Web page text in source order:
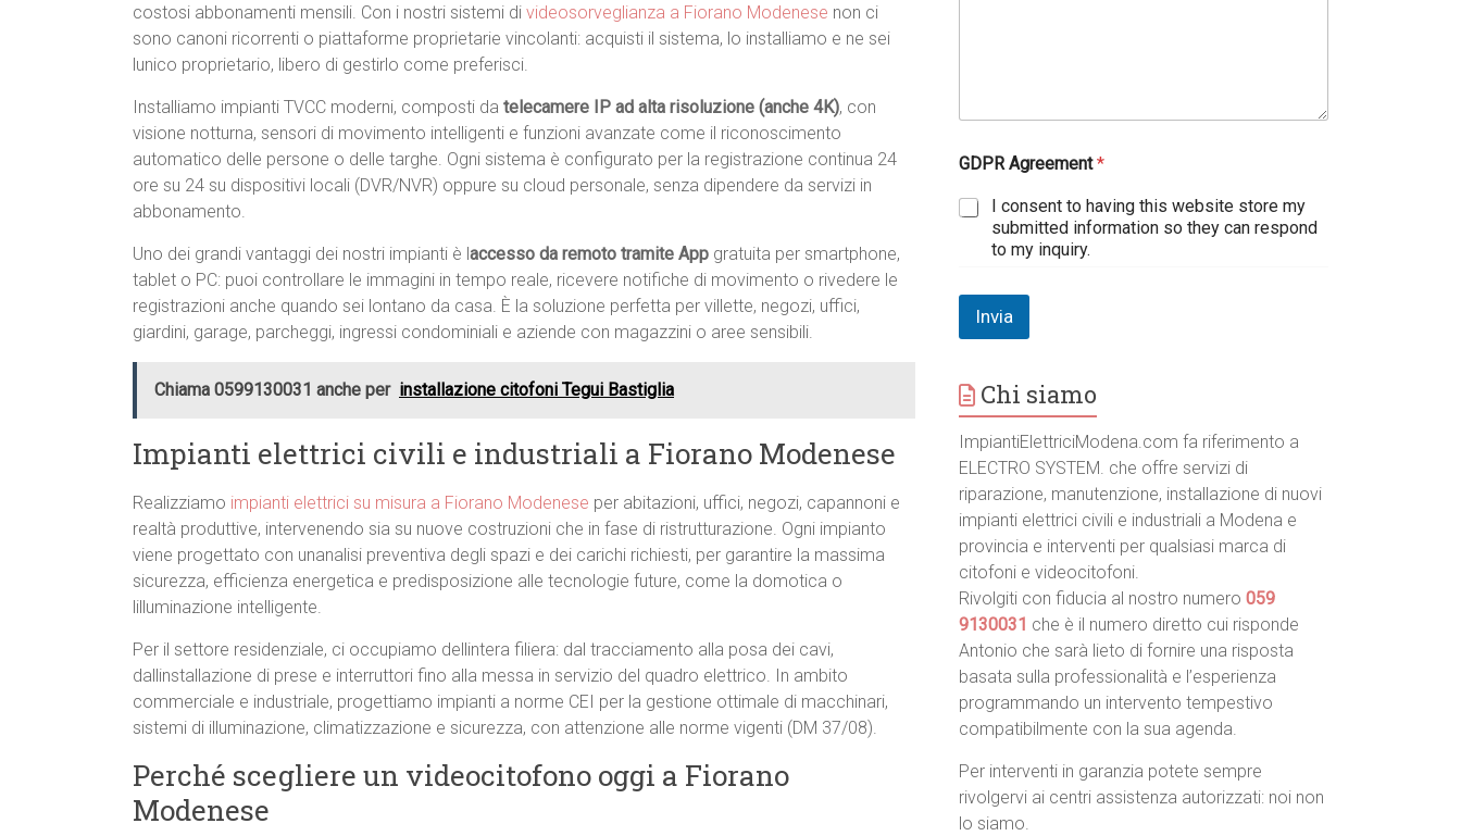
costosi abbonamenti mensili. Con i nostri sistemi di videosorveglianza a Fiorano Modenese non ci
sono canoni ricorrenti o piattaforme proprietarie vincolanti: acquisti il sistema, lo installiamo e ne sei
lunico proprietario, libero di gestirlo come preferisci.
Installiamo impianti TVCC moderni, composti da telecamere IP ad alta risoluzione (anche 4K), con
visione notturna, sensori di movimento intelligenti e funzioni avanzate come il riconoscimento
automatico delle persone o delle targhe. Ogni sistema è configurato per la registrazione continua 24
ore su 24 su dispositivi locali (DVR/NVR) oppure su cloud personale, senza dipendere da servizi in
abbonamento.
Uno dei grandi vantaggi dei nostri impianti è l accesso da remoto tramite App gratuita per smartphone,
tablet o PC: puoi controllare le immagini in tempo reale, ricevere notifiche di movimento o rivedere le
registrazioni anche quando sei lontano da casa. È la soluzione perfetta per villette, negozi, uffici,
giardini, garage, parcheggi, ingressi condominiali e aziende con magazzini o aree sensibili.
Chiama 0599130031 anche per installazione citofoni Tegui Bastiglia
Impianti elettrici civili e industriali a Fiorano Modenese
Realizziamo impianti elettrici su misura a Fiorano Modenese per abitazioni, uffici, negozi, capannoni e
realtà produttive, intervenendo sia su nuove costruzioni che in fase di ristrutturazione. Ogni impianto
viene progettato con unanalisi preventiva degli spazi e dei carichi richiesti, per garantire la massima
sicurezza, efficienza energetica e predisposizione alle tecnologie future, come la domotica o
lilluminazione intelligente.
Per il settore residenziale, ci occupiamo dellintera filiera: dal tracciamento alla posa dei cavi,
dallinstallazione di prese e interruttori fino alla messa in servizio del quadro elettrico. In ambito
commerciale e industriale, progettiamo impianti a norme CEI per la gestione ottimale di macchinari,
sistemi di illuminazione, climatizzazione e sicurezza, con attenzione alle norme vigenti (DM 37/08).
Perché scegliere un videocitofono oggi a Fiorano
Modenese
A
e
t
GDPR Agreement*
I consent to having this website store my
submitted information so they can respond
to my inquiry.
Invia
Chi siamo
ImpiantiElettriciModena.com fa riferimento a
ELECTRO SYSTEM. che offre servizi di
riparazione, manutenzione, installazione di nuovi
impianti elettrici civili e industriali a Modena e
provincia e interventi per qualsiasi marca di
citofoni e videocitofoni.
Rivolgiti con fiducia al nostro numero059
9130031 che è il numero diretto cui risponde
Antonio che sarà lieto di fornire una risposta
basata sulla professionalità e l’esperienza
programmando un intervento tempestivo
compatibilmente con la sua agenda.
Per interventi in garanzia potete sempre
rivolgervi ai centri assistenza autorizzati: noi non
lo siamo.